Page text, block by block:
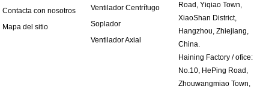
Contacta con nosotros
Mapa del sitio
Ventilador Centrífugo
Soplador
Ventilador Axial
Road, Yiqiao Town,
XiaoShan District,
Hangzhou, Zhiejiang,
China.
Haining Factory / ofice:
No.10, HePing Road,
Zhouwangmiao Town,